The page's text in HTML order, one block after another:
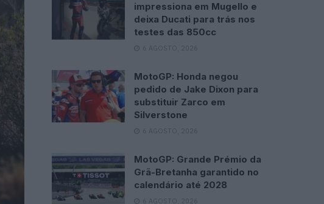
impressiona em Mugello e
deixa Ducati para trás nos
testes das 850cc
6 AGOSTO, 2026
MotoGP: Honda negou
pedido de Jake Dixon para
substituir Zarco em
Silverstone
6 AGOSTO, 2026
MotoGP: Grande Prémio da
Grã-Bretanha garantido no
calendário até 2028
6 AGOSTO, 2026